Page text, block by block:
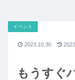
もうすぐ
イベント
2023.10.30